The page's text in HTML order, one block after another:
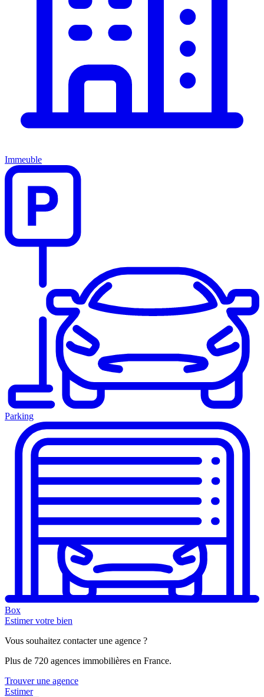
Immeuble
Parking
Box
Estimer votre bien
Vous souhaitez contacter une agence ?
Plus de 720 agences immobilières en France.
Trouver une agence
Estimer